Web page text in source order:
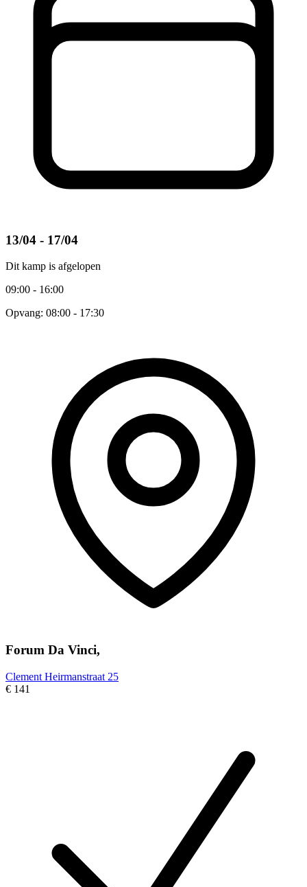
13/04 - 17/04
Dit kamp is afgelopen
09:00 - 16:00
Opvang: 08:00 - 17:30
Forum Da Vinci,
Clement Heirmanstraat 25
€ 141